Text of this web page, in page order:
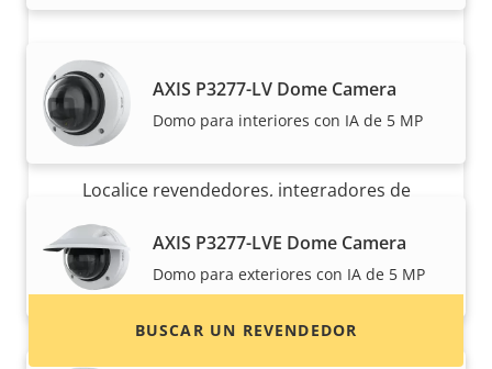
AXIS P3277-LV Dome Camera
Domo para interiores con IA de 5 MP
AXIS P3277-LVE Dome Camera
Domo para exteriores con IA de 5 MP
¿Quiere comprar productos Axis?
Localice revendedores, integradores de
sistemas e instaladores de productos y
sistemas de Axis.
BUSCAR UN REVENDEDOR